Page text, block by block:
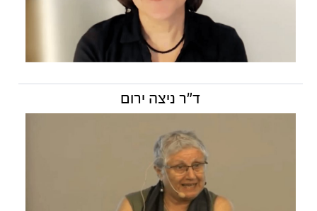
ד"ר ניצה ירום